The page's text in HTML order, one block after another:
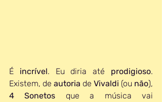
É incrível. Eu diria até prodigioso.
Existem, de autoria de Vivaldi (ou não
4 Sonetos